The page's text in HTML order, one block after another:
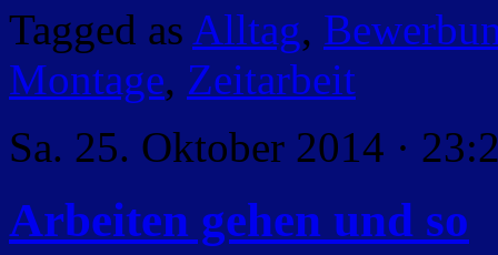
Tagged as Alltag,
Montage, Zeitarbeit
Sa. 25. Oktober 2014 ·
Arbeiten gehen und so